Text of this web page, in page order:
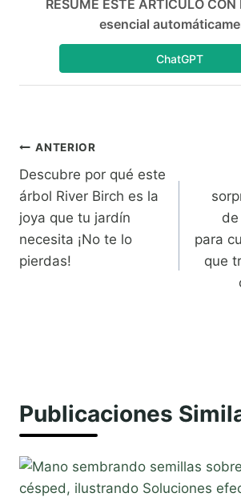
RESUME ESTE ARTÍCULO
esencial
ChatGPT
Navegación
de
entradas
ANTERIOR
Descubre por qué este
árbol River Birch es la
joya que tu jardín
necesita ¡No te lo
pierdas!
para
que
Publicaciones